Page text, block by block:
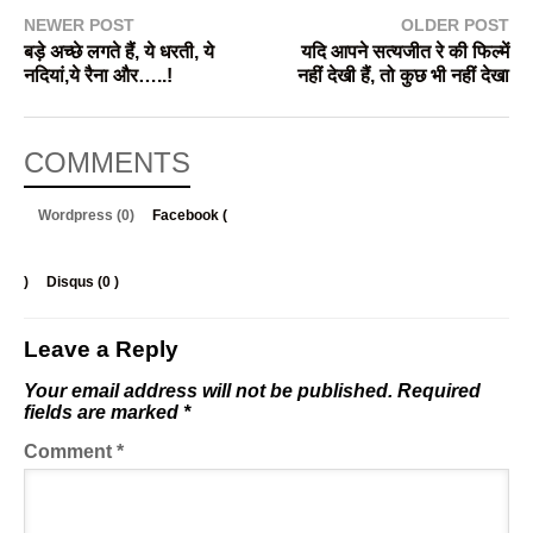
NEWER POST
बड़े अच्छे लगते हैं, ये धरती, ये
नदियां,ये रैना और…..!
OLDER POST
यदि आपने सत्यजीत रे की फिल्में
नहीं देखी हैं, तो कुछ भी नहीं देखा
COMMENTS
Wordpress (0) Facebook (
) Disqus (0 )
Leave a Reply
Your email address will not be published. Required
fields are marked *
Comment *